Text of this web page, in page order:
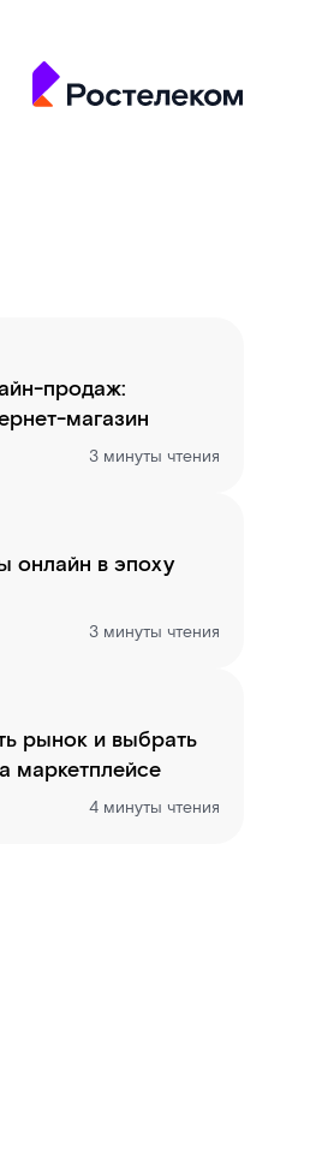
продаж:
магазин
3 минуты чтения
онлайн в эпоху
3 минуты чтения
рынок и выбрать
маркетплейсе
4 минуты чтения